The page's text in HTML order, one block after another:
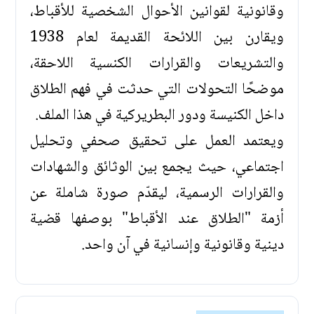
وقانونية لقوانين الأحوال الشخصية للأقباط،
ويقارن بين اللائحة القديمة لعام 1938
والتشريعات والقرارات الكنسية اللاحقة،
موضحًا التحولات التي حدثت في فهم الطلاق
داخل الكنيسة ودور البطريركية في هذا الملف.
ويعتمد العمل على تحقيق صحفي وتحليل
اجتماعي، حيث يجمع بين الوثائق والشهادات
والقرارات الرسمية، ليقدّم صورة شاملة عن
أزمة "الطلاق عند الأقباط" بوصفها قضية
دينية وقانونية وإنسانية في آن واحد.